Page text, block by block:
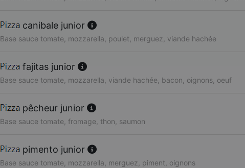
canibale junior
Base sauce tomate, mozzarella, poulet, merguez, viande hachée
fajitas junior
Base sauce tomate, mozzarella, viande hachée, bacon, oignons, oeuf
pêcheur junior
Base sauce tomate, fromage, thon, saumon
pimento junior
Base sauce tomate, mozzarella, merguez, piment, oignons